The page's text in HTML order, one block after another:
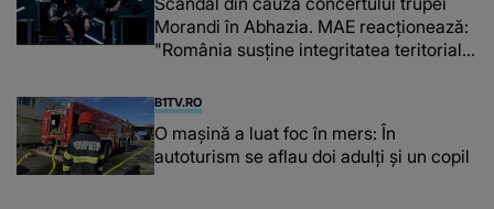
Morandi în Abhazia. MAE reacționează:
"România susține integritatea teritorială
B1TV.RO
O maşină a luat foc în mers: În
autoturism se aflau doi adulți și un copil